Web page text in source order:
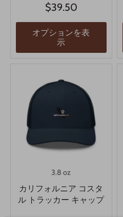
$39.50
オプションを表
示
3.8 oz
カリフォルニア コスタ
ル トラッカー キャップ